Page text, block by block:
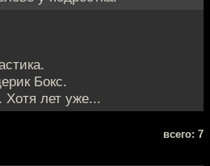
Бокс.
Хотя лет уже...
всего: 7